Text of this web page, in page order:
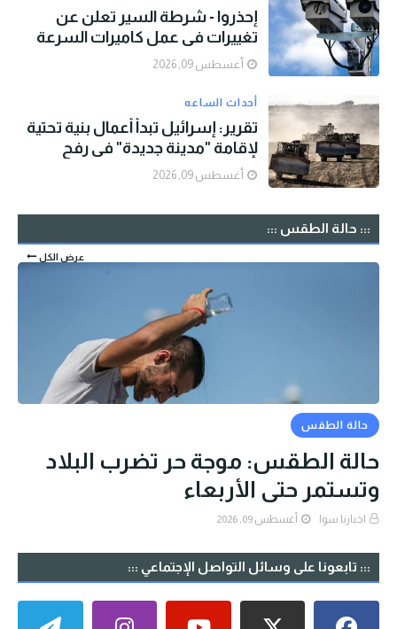
إحذروا - شرطة السير تعلن عن
تغييرات في عمل كاميرات السرعة
أغسطس 09, 2026
أحداث الساعه
تقرير: إسرائيل تبدأ أعمال بنية تحتية
لإقامة "مدينة جديدة" في رفح
أغسطس 09, 2026
::: حالة الطقس :::
عرض الكل
حالة الطقس
حالة الطقس: موجة حر تضرب البلاد
وتستمر حتى الأربعاء
اخبارنا سوا أغسطس 09, 2026
::: تابعونا على وسائل التواصل الإجتماعي :::